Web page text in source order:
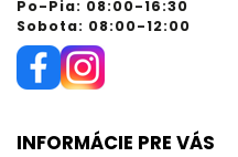
Po-Pia: 08:00-16:30
Sobota: 08:00-12:00
INFORMÁCIE PRE VÁS